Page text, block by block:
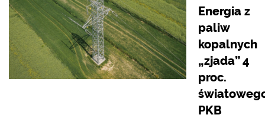
Energia z
paliw
kopalnych
„zjada” 4
proc.
PKB